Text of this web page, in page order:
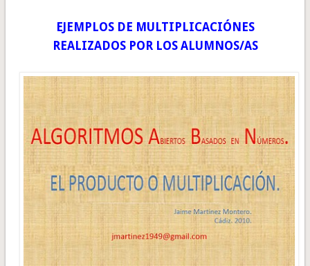
EJEMPLOS DE MULTIPLICACIÓNES
REALIZADOS POR LOS ALUMNOS/AS